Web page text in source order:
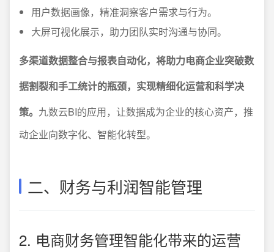
用户数据画像，精准洞察客户需求与行为。
大屏可视化展示，助力团队实时沟通与协同。
多渠道数据整合与报表自动化，将助力电商企业突破数
据割裂和手工统计的瓶颈，实现精细化运营和科学决
策。 九数云BI的应用，让数据成为企业的核心资产，推
动企业向数字化、智能化转型。
二、财务与利润智能管理
2. 电商财务管理智能化带来的运营